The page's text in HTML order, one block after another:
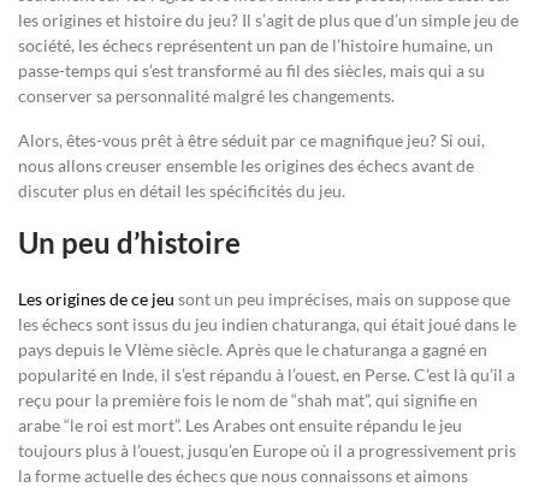
les origines et histoire du jeu? Il s’agit de plus que d’un simple jeu de
société, les échecs représentent un pan de l’histoire humaine, un
passe-temps qui s’est transformé au fil des siècles, mais qui a su
conserver sa personnalité malgré les changements.
Alors, êtes-vous prêt à être séduit par ce magnifique jeu? Si oui,
nous allons creuser ensemble les origines des échecs avant de
discuter plus en détail les spécificités du jeu.
Un peu d’histoire
Les origines de ce jeu sont un peu imprécises, mais on suppose que
les échecs sont issus du jeu indien chaturanga, qui était joué dans le
pays depuis le VIème siècle. Après que le chaturanga a gagné en
popularité en Inde, il s’est répandu à l’ouest, en Perse. C’est là qu’il a
reçu pour la première fois le nom de “shah mat”, qui signifie en
arabe “le roi est mort”. Les Arabes ont ensuite répandu le jeu
toujours plus à l’ouest, jusqu’en Europe où il a progressivement pris
la forme actuelle des échecs que nous connaissons et aimons